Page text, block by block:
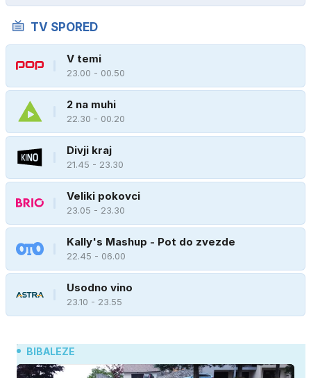
TV SPORED
V temi
23.00 - 00.50
2 na muhi
22.30 - 00.20
Divji kraj
21.45 - 23.30
Veliki pokovci
23.05 - 23.30
Kally's Mashup - Pot do zvezde
22.45 - 06.00
Usodno vino
23.10 - 23.55
BIBALEZE